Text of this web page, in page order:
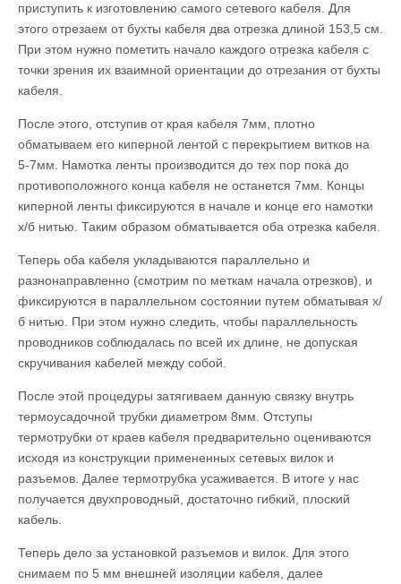
приступить к изготовлению самого сетевого кабеля. Для
этого отрезаем от бухты кабеля два отрезка длиной 153,5 см.
При этом нужно пометить начало каждого отрезка кабеля с
точки зрения их взаимной ориентации до отрезания от бухты
кабеля.
После этого, отступив от края кабеля 7мм, плотно
обматываем его киперной лентой с перекрытием витков на
5-7мм. Намотка ленты производится до тех пор пока до
противоположного конца кабеля не останется 7мм. Концы
киперной ленты фиксируются в начале и конце его намотки
х/б нитью. Таким образом обматывается оба отрезка кабеля.
Теперь оба кабеля укладываются параллельно и
разнонаправленно (смотрим по меткам начала отрезков), и
фиксируются в параллельном состоянии путем обматывая х/
б нитью. При этом нужно следить, чтобы параллельность
проводников соблюдалась по всей их длине, не допуская
скручивания кабелей между собой.
После этой процедуры затягиваем данную связку внутрь
термоусадочной трубки диаметром 8мм. Отступы
термотрубки от краев кабеля предварительно оцениваются
исходя из конструкции примененных сетевых вилок и
разъемов. Далее термотрубка усаживается. В итоге у нас
получается двухпроводный, достаточно гибкий, плоский
кабель.
Теперь дело за установкой разъемов и вилок. Для этого
снимаем по 5 мм внешней изоляции кабеля, далее